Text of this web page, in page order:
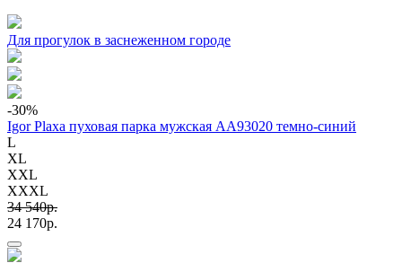
Для прогулок в заснеженном городе
-30%
Igor Plaxa пуховая парка мужская AA93020 темно-синий
L
XL
XXL
XXXL
34 540p.
24 170p.